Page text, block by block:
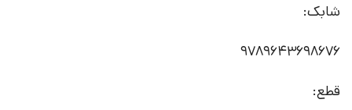
شابک:
9789643698676
قطع: